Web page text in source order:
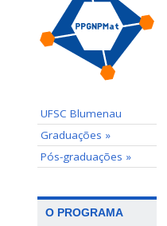
UFSC Blumenau
Graduações »
Pós-graduações »
O PROGRAMA